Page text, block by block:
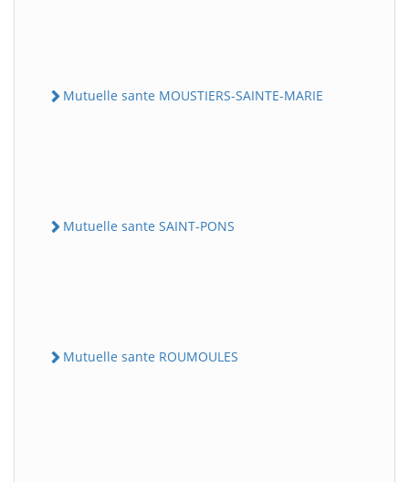
Mutuelle sante MOUSTIERS-SAINTE-MARIE
Mutuelle sante SAINT-PONS
Mutuelle sante ROUMOULES